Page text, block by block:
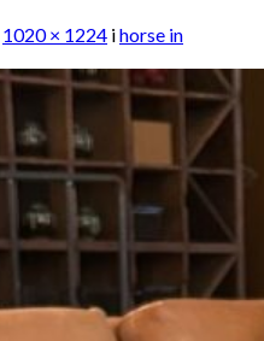
1020 × 1224 ihorse in